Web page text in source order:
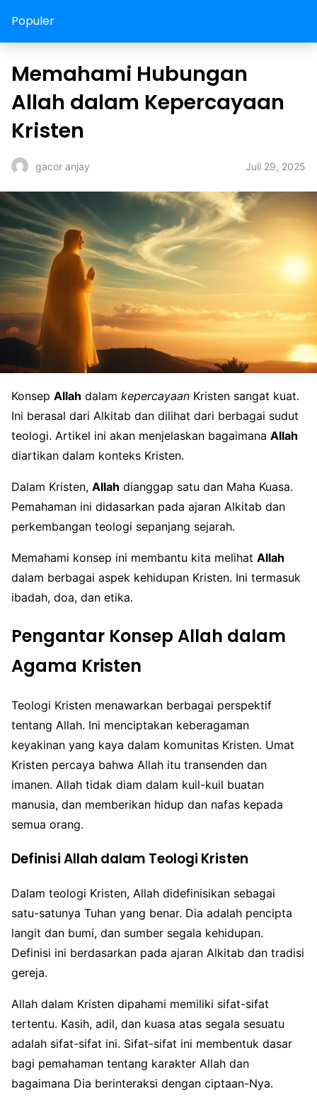
Populer
Memahami Hubungan
Allah dalam Kepercayaan
Kristen
gacor anjay Juli 29, 2025
Konsep Allah dalam kepercayaan Kristen sangat kuat.
Ini berasal dari Alkitab dan dilihat dari berbagai sudut
teologi. Artikel ini akan menjelaskan bagaimana Allah
diartikan dalam konteks Kristen.
Dalam Kristen, Allah dianggap satu dan Maha Kuasa.
Pemahaman ini didasarkan pada ajaran Alkitab dan
perkembangan teologi sepanjang sejarah.
Memahami konsep ini membantu kita melihat Allah
dalam berbagai aspek kehidupan Kristen. Ini termasuk
ibadah, doa, dan etika.
Pengantar Konsep Allah dalam
Agama Kristen
Teologi Kristen menawarkan berbagai perspektif
tentang Allah. Ini menciptakan keberagaman
keyakinan yang kaya dalam komunitas Kristen. Umat
Kristen percaya bahwa Allah itu transenden dan
imanen. Allah tidak diam dalam kuil-kuil buatan
manusia, dan memberikan hidup dan nafas kepada
semua orang.
Definisi Allah dalam Teologi Kristen
Dalam teologi Kristen, Allah didefinisikan sebagai
satu-satunya Tuhan yang benar. Dia adalah pencipta
langit dan bumi, dan sumber segala kehidupan.
Definisi ini berdasarkan pada ajaran Alkitab dan tradisi
gereja.
Allah dalam Kristen dipahami memiliki sifat-sifat
tertentu. Kasih, adil, dan kuasa atas segala sesuatu
adalah sifat-sifat ini. Sifat-sifat ini membentuk dasar
bagi pemahaman tentang karakter Allah dan
bagaimana Dia berinteraksi dengan ciptaan-Nya.